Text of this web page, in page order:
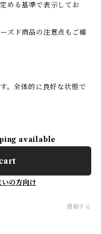
める基準で表示してお
ズド商品の注意点もご確
。全体的に良好な状態で
available
の方向け
通報する